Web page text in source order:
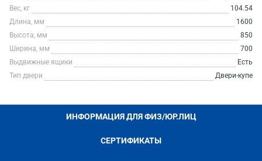
Вес, кг
104.54
Длина, мм
1600
Высота, мм
850
Ширина, мм
700
Выдвижные ящики
Есть
Тип двери
Двери-купе
ИНФОРМАЦИЯ ДЛЯ ФИЗ/ЮР.ЛИЦ
СЕРТИФИКАТЫ